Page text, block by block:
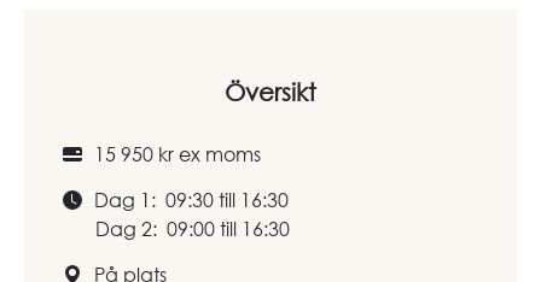
Översikt
15 950 kr ex moms
Dag 1: 09:30 till 16:30
Dag 2: 09:00 till 16:30
På plats